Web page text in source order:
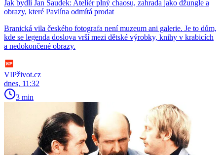
Jak bydlí Jan Saudek: Ateliér plný chaosu, zahrada jako džungle a
obrazy, které Pavlína odmítá prodat
Branická vila českého fotografa není muzeum ani galerie. Je to dům,
kde se legenda doslova vrší mezi dětské výrobky, knihy v krabicích
a nedokončené obrazy.
VIPživot.cz
dnes, 11:32
3 min